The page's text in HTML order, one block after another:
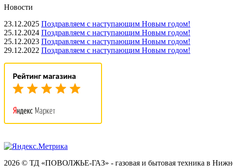
Новости
23.12.2025 Поздравляем с наступающим Новым годом!
25.12.2024 Поздравляем с наступающим Новым годом!
25.12.2023 Поздравляем с наступающим Новым годом!
29.12.2022 Поздравляем с наступающим Новым годом!
2026 © ТД «ПОВОЛЖЬЕ-ГАЗ» - газовая и бытовая техника в